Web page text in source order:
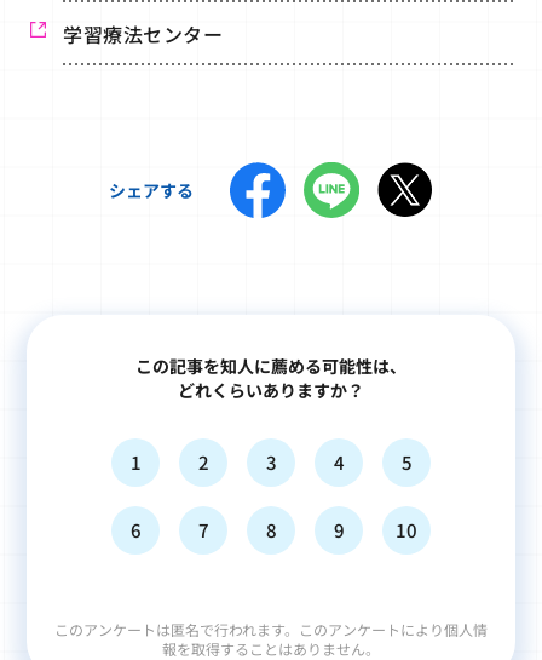
学習療法センター
シェアする
この記事を知人に薦める可能性は、
どれくらいありますか？
1 2 3 4 5
6 7 8 9 10
このアンケートは匿名で行われます。このアンケートにより個人情
報を取得することはありません。